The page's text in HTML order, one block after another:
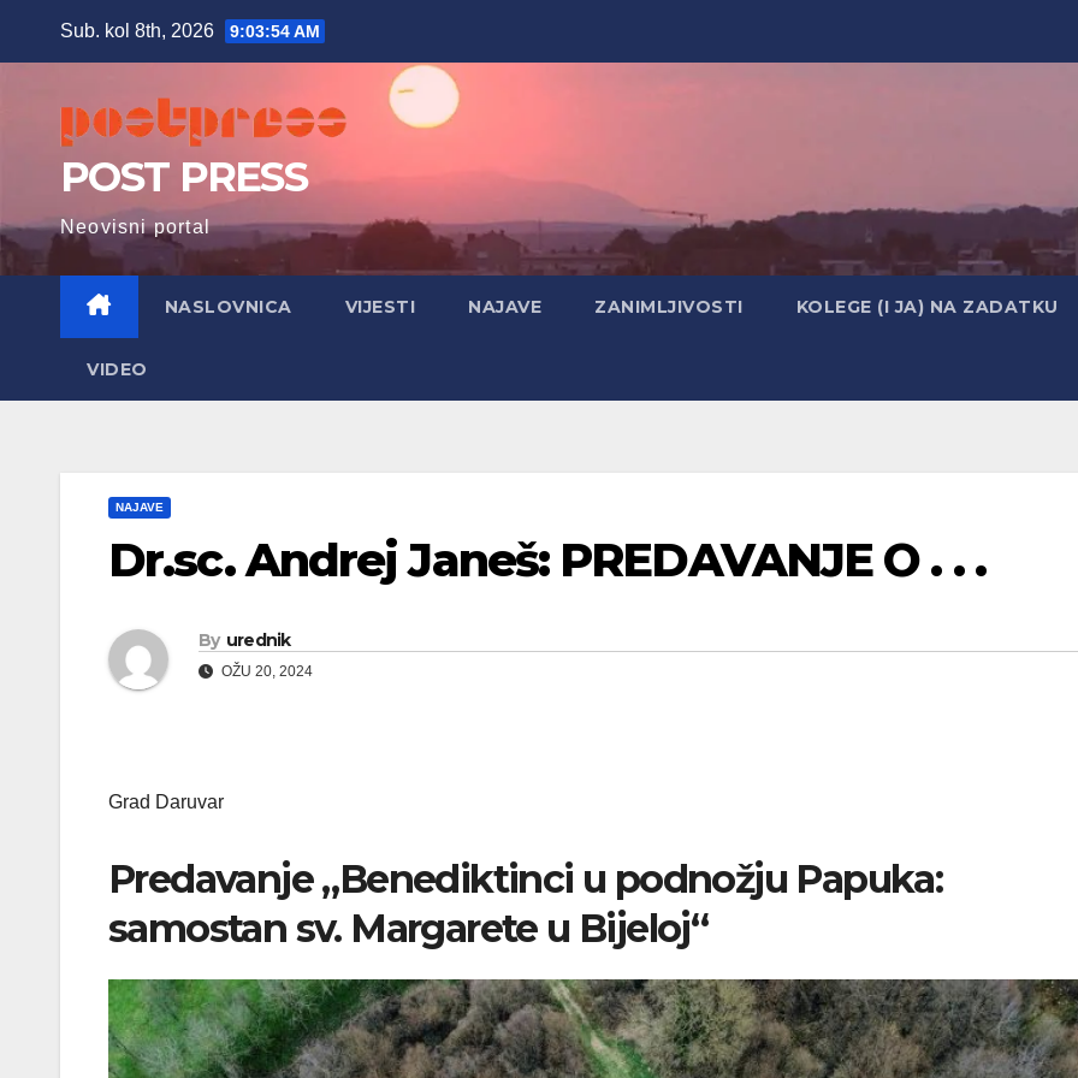
Sub. kol 8th, 2026 9:03:56 AM
POST PRESS
Neovisni portal
NASLOVNICA VIJESTI NAJAVE ZANIMLJIVOSTI KOLEGE (I JA) NA ZADATKU
VIDEO
NAJAVE
Dr.sc. Andrej Janeš: PREDAVANJE O . . .
By urednik
OŽU 20, 2024
Grad Daruvar
Predavanje „Benediktinci u podnožju Papuka:
samostan sv. Margarete u Bijeloj“